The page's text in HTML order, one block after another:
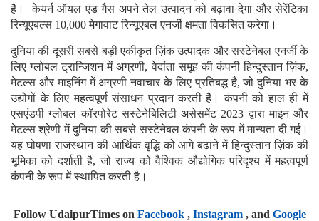
है। केयर्न ऑयल एंड गैस अपने तेल उत्पादन को बढ़ावा देगा और सेरेंटिका
रिन्यूएबल्स 10,000 मेगावाट रिन्यूएबल एनर्जी क्षमता विकसित करेगा।
दुनिया की दूसरी सबसे बड़ी एकीकृत ज़िंक उत्पादक और सस्टेनेबल एनर्जी के
लिए ग्लोबल ट्रान्जिशन में अग्रणी, वेदांता समूह की कंपनी हिन्दुस्तान ज़िंक,
मेटल्स और माइनिंग में अग्रणी नवाचार के लिए प्रतिबद्ध है, जो दुनिया भर के
उद्योगों के लिए महत्वपूर्ण संसाधन प्रदान करती है। कंपनी को हाल ही में
एसएंडपी ग्लोबल कॉरपोरेट सस्टेनेबिलिटी असेसमेंट 2023 द्वारा माइन और
मेटल्स श्रेणी में दुनिया की सबसे सस्टेनेबल कंपनी के रूप में मान्यता दी गई।
यह घोषणा राजस्थान की आर्थिक वृद्धि को आगे बढ़ाने में हिन्दुस्तान ज़िंक की
भूमिका को दर्शाती है, जो राज्य को वैश्विक औद्योगिक परिदृश्य में महत्वपूर्ण
कंपनी के रूप में स्थापित करती है।
Follow UdaipurTimes on Facebook, Instagram, and Google